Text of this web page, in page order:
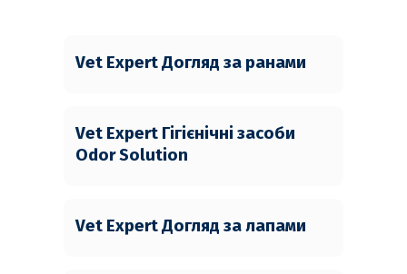
Vet Expert Догляд за ранами
Vet Expert Гігієнічні засоби
Odor Solution
Vet Expert Догляд за лапами